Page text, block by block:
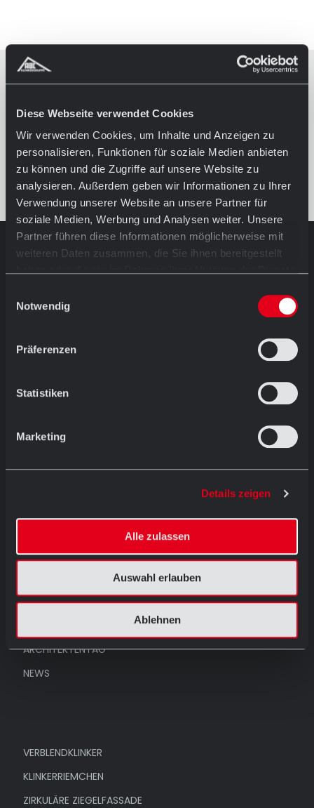
Diese Webseite verwendet Cookies
Wir verwenden Cookies, um Inhalte und Anzeigen zu
personalisieren, Funktionen für soziale Medien anbieten
zu können und die Zugriffe auf unsere Website zu
analysieren. Außerdem geben wir Informationen zu Ihrer
Verwendung unserer Website an unsere Partner für
soziale Medien, Werbung und Analysen weiter. Unsere
Partner führen diese Informationen möglicherweise mit
weiteren Daten zusammen, die Sie ihnen bereitgestellt
Notwendig
Präferenzen
Statistiken
Marketing
Details zeigen
Alle zulassen
Auswahl erlauben
Ablehnen
AUSSTELLUNG IN HÖRSTEL
und
Ostersamstags geschlossen
T: +49 (0) 54 59 / 93 43 11
REFERENZEN
AUSSTELLUNG
ARCHITEKTENTAG
NEWS
VERBLENDKLINKER
KLINKERRIEMCHEN
ZIRKULÄRE ZIEGELFASSADE